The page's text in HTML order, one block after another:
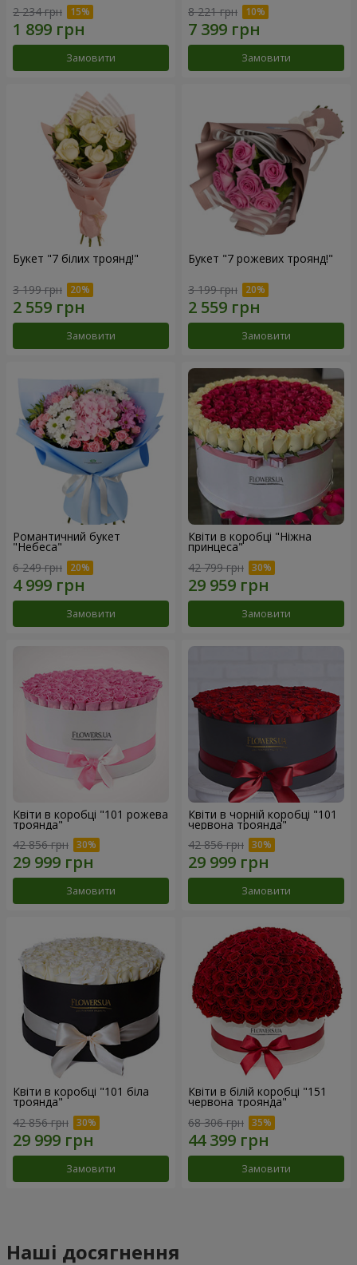
2 234 грн
Замовити
8 221 грн
Замовити
Букет "7 білих троянд!"
3 199 грн
Замовити
Букет "7 рожевих троянд!"
3 199 грн
Замовити
Романтичний букет
"Небеса"
6 249 грн
Замовити
Квіти в коробці "Ніжна
принцеса"
42 799 грн
Замовити
Квіти в коробці "101 рожева
троянда"
42 856 грн
Замовити
Квіти в чорній коробці "101
червона троянда"
42 856 грн
Замовити
Квіти в коробці "101 біла
троянда"
42 856 грн
Замовити
Квіти в білій коробці "151
червона троянда"
68 306 грн
Замовити
Наші досягнення